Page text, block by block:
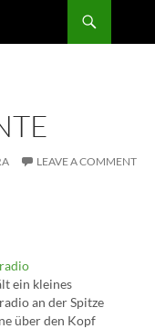
LEAVE A COMMENT
ein kleines
an der Spitze
über den Kopf